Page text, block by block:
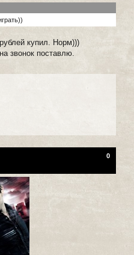
купил. Норм)))
звонок поставлю.
0